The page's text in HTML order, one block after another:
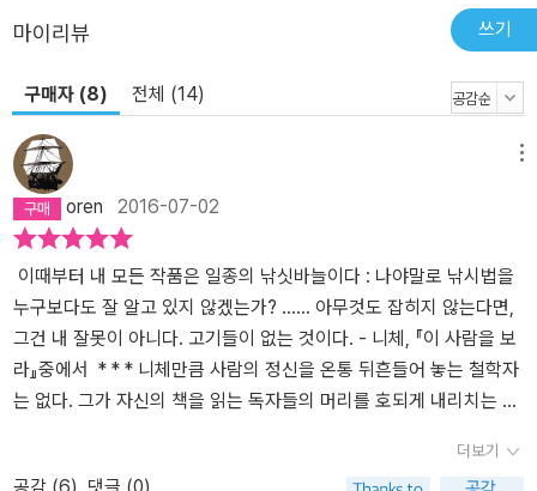
마이리뷰 쓰기
구매자 (8) 전체 (14)
oren 2016-07-02
이때부터 내 모든 작품은 일종의 낚싯바늘이다 : 나야말로 낚시법을
누구보다도 잘 알고 있지 않겠는가? …… 아무것도 잡히지 않는다면,
그건 내 잘못이 아니다. 고기들이 없는 것이다. - 니체, 『이 사람을 보
라』중에서 * * * 니체만큼 사람의 정신을 온통 뒤흔들어 놓는 철학자
는 없다. 그가 자신의 책을 읽는 독자들의 머리를 호되게 내리치는 걸
로서는 자신의 의도가 제대로 맞아떨어졌다고 한바탕 너털웃음을 지
더보기